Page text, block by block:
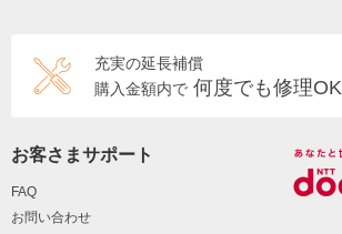
充実の延長補償
購入金額内で 何度でも修理OK
お客さまサポート
FAQ
お問い合わせ